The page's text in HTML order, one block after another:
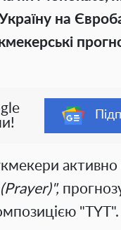
на
активно
"TYT".